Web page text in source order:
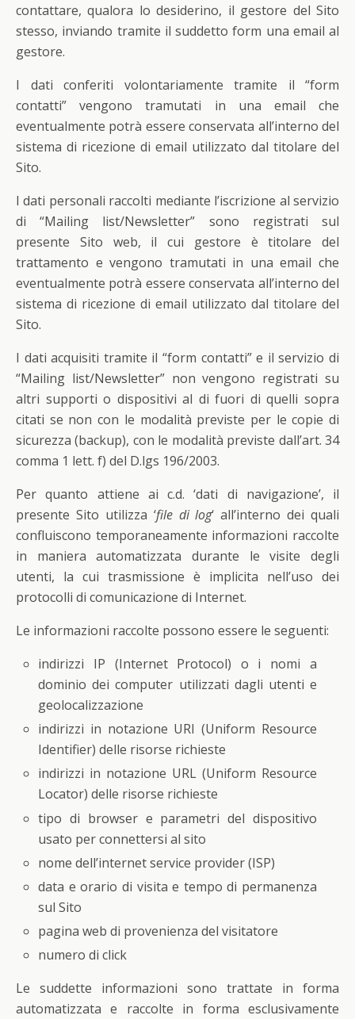
contattare, qualora lo desiderino, il gestore del Sito
stesso, inviando tramite il suddetto form una email al
gestore.
I dati conferiti volontariamente tramite il “form
contatti” vengono tramutati in una email che
eventualmente potrà essere conservata all’interno del
sistema di ricezione di email utilizzato dal titolare del
Sito.
I dati personali raccolti mediante l’iscrizione al servizio
di “Mailing list/Newsletter” sono registrati sul
presente Sito web, il cui gestore è titolare del
trattamento e vengono tramutati in una email che
eventualmente potrà essere conservata all’interno del
sistema di ricezione di email utilizzato dal titolare del
Sito.
I dati acquisiti tramite il “form contatti” e il servizio di
“Mailing list/Newsletter” non vengono registrati su
altri supporti o dispositivi al di fuori di quelli sopra
citati se non con le modalità previste per le copie di
sicurezza (backup), con le modalità previste dall’art. 34
comma 1 lett. f) del D.lgs 196/2003.
Per quanto attiene ai c.d. ‘dati di navigazione’, il
presente Sito utilizza ‘file di log‘ all’interno dei quali
confluiscono temporaneamente informazioni raccolte
in maniera automatizzata durante le visite degli
utenti, la cui trasmissione è implicita nell’uso dei
protocolli di comunicazione di Internet.
Le informazioni raccolte possono essere le seguenti:
indirizzi IP (Internet Protocol) o i nomi a
dominio dei computer utilizzati dagli utenti e
geolocalizzazione
indirizzi in notazione URI (Uniform Resource
Identifier) delle risorse richieste
indirizzi in notazione URL (Uniform Resource
Locator) delle risorse richieste
tipo di browser e parametri del dispositivo
usato per connettersi al sito
nome dell’internet service provider (ISP)
data e orario di visita e tempo di permanenza
sul Sito
pagina web di provenienza del visitatore
numero di click
Le suddette informazioni sono trattate in forma
automatizzata e raccolte in forma esclusivamente